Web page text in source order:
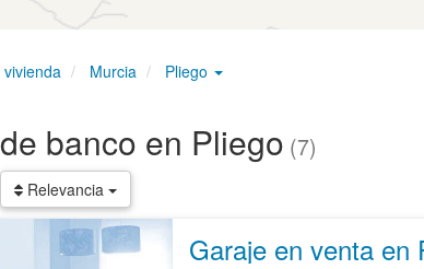
Murcia Pliego
banco en Pliego (7)
Relevancia
Garaje en venta en